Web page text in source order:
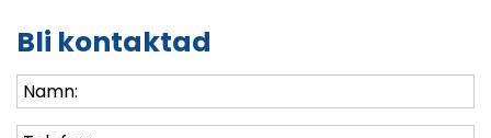
Bli kontaktad